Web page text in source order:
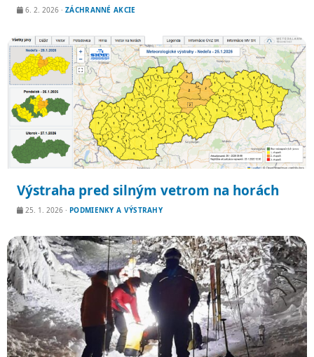
6. 2. 2026 · ZÁCHRANNÉ AKCIE
Výstraha pred silným vetrom na horách
25. 1. 2026 · PODMIENKY A VÝSTRAHY